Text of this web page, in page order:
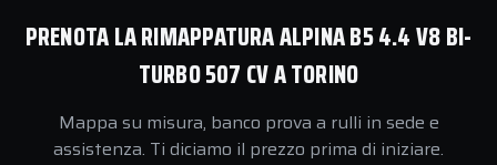
PRENOTA LA RIMAPPATURA ALPINA B5 4.4 V8 BI-
TURBO 507 CV A TORINO
Mappa su misura, banco prova a rulli in sede e
assistenza. Ti diciamo il prezzo prima di iniziare.